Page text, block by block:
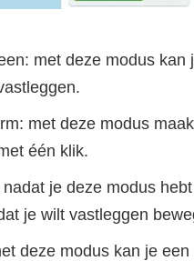
met deze modus
met deze modus
één klik.
nadat je deze modus
je wilt vastleggen
deze modus kan je